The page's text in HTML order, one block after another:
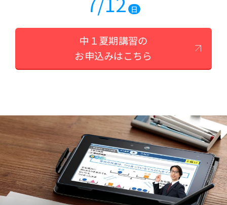
日
中１夏期講習の
お申込みはこちら